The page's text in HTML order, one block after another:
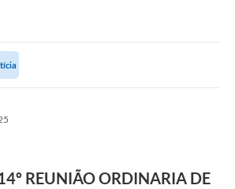
REUNIÃO ORDINARIA DE